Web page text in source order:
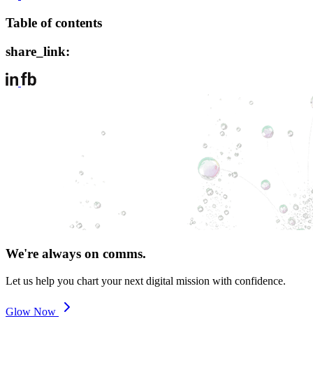
Table of contents
share_link:
We're always on comms.
Let us help you chart your next digital mission with confidence.
Glow Now